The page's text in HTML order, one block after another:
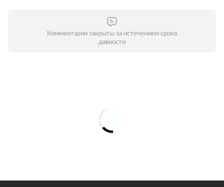
Комментарии закрыты за истечением срока
давности